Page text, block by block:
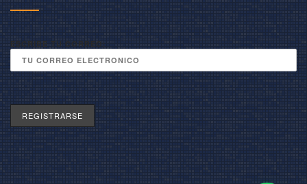
ESCRIBE TU CORREO: